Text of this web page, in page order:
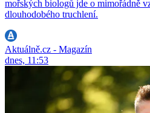
mořských biologů jde o mimořádně
dlouhodobého truchlení.
Aktuálně.cz - Magazín
dnes, 11:53